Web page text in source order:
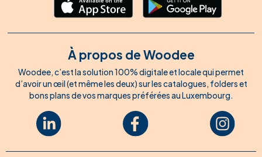
À propos de Woodee
Woodee, c’est la solution 100% digitale et locale qui permet
d’avoir un œil (et même les deux) sur les catalogues, folders et
bons plans de vos marques préférées au Luxembourg.